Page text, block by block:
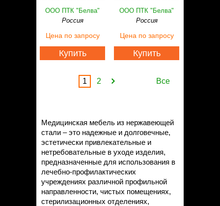
ООО ПТК "Белва"
Россия
Цена по запросу
Купить
ООО ПТК "Белва"
Россия
Цена по запросу
Купить
1 2 Все
Медицинская мебель из нержавеющей
стали – это надежные и долговечные,
эстетически привлекательные и
нетребовательные в уходе изделия,
предназначенные для использования в
лечебно-профилактических
учреждениях различной профильной
направленности, чистых помещениях,
стерилизационных отделениях,